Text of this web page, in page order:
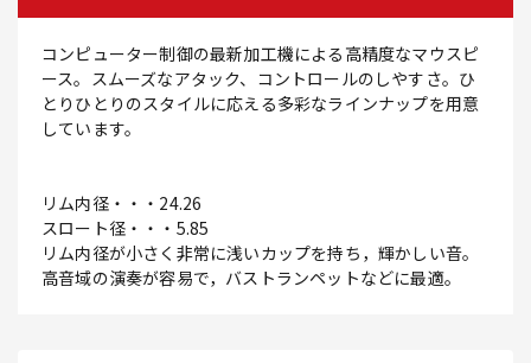
コンピューター制御の最新加工機による高精度なマウスピ
ース。スムーズなアタック、コントロールのしやすさ。ひ
とりひとりのスタイルに応える多彩なラインナップを用意
しています。
リム内径・・・24.26
スロート径・・・5.85
リム内径が小さく非常に浅いカップを持ち，輝かしい音。
高音域の演奏が容易で，バストランペットなどに最適。